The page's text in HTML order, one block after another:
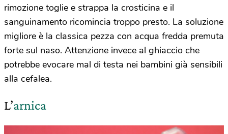
rimozione toglie e strappa la crosticina e il
sanguinamento ricomincia troppo presto. La soluzione
migliore è la classica pezza con acqua fredda premuta
forte sul naso. Attenzione invece al ghiaccio che
potrebbe evocare mal di testa nei bambini già sensibili
alla cefalea.
L’arnica